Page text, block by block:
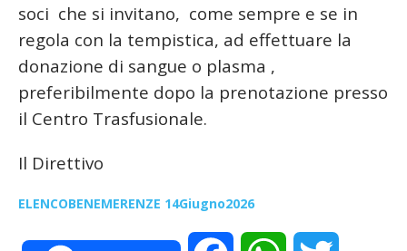
soci che si invitano, come sempre e se in
regola con la tempistica, ad effettuare la
donazione di sangue o plasma ,
preferibilmente dopo la prenotazione presso
il Centro Trasfusionale.
Il Direttivo
ELENCOBENEMERENZE 14Giugno2026